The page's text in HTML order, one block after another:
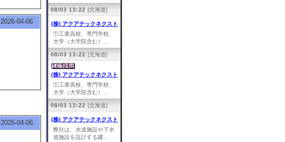
2026-04-06
2026-04-06
08/03 13:22 [北海道]
(株) アクアテックネクスト
①工業高校、専門学校、
大学（大学院含む）...
08/03 13:22 [北海道]
(株) アクアテックネクスト
①工業高校、専門学校、
大学（大学院含む）...
08/03 13:22 [北海道]
(株) アクアテックネクスト
弊社は、水道施設や下水
道施設を設計する建...